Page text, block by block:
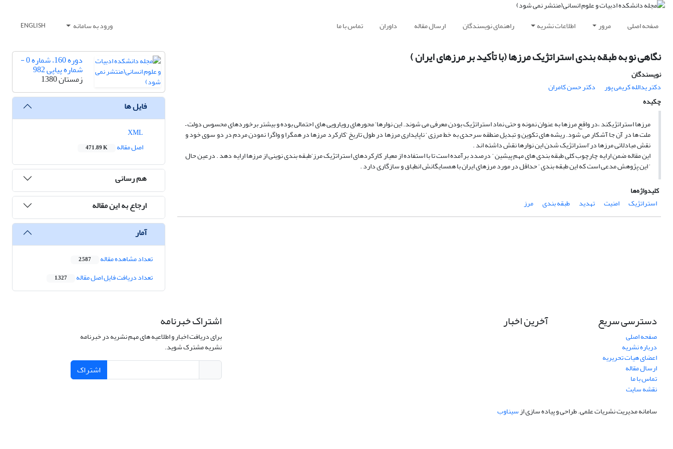
صفحه اصلی مرور اطلاعات نشریه راهنمای نویسندگان ارسال مقاله داوران تماس با ما ورود به سامانه ENGLISH
نگاهی نو به طبقه بندی استراتژیک مرزها (با تأکید بر مرزهای ایران )
نویسندگان
دکتر یدالله کریمی پور
دکتر حسن کامران
چکیده
مرزها استراتژیکند ،در واقع مرزها به عنوان نمونه و حتی نماد استراتژیک بودن معرفی می شوند. این نوارها‘ محورهای رویارویی های احتمالی بوده و بیشتر برخوردهای محسوس دولت –
ملت ها در آن جا آشکار می شود. ریشه های تکوین و تبدیل منطقه سرحدی به خط مرزی ‘ ناپایداری مرزها در طول تاریخ ‘کارکرد مرزها در همگرا و واگرا نمودن مردم در دو سوی خود و
نقش مبادلاتی مرزها در‘استراتژیک شدن این نوارها نقش داشته اند .
این مقاله ضمن ارایه چارچوب کلی طبقه بندی های مهم پیشین ‘ درصدد برآمده است تا با استفاده از معیار کارکردهای استراتژیک مرز‘طبقه بندی نوینی از مرزها ارایه دهد . درعین حال
‘ این پژوهش مدعی است که این طبقه بندی ‘ حداقل در مورد مرزهای ایران با همسایگانش انطباق و سازگاری دارد .
کلیدواژه‌ها
استراتژیک
امنیت تهدید طبقه بندی مرز
دوره 160، شماره 0 -
شماره پیاپی 982
زمستان 1380
فایل ها
اصل مقاله
471.89 K
هم رسانی
ارجاع به این مقاله
آمار
تعداد مشاهده مقاله 2,587
تعداد دریافت فایل اصل مقاله 1,327
دسترسی سریع
صفحه اصلی
درباره نشریه
اعضای هیات تحریریه
ارسال مقاله
تماس با ما
نقشه سایت
آخرین اخبار اشتراک خبرنامه
برای دریافت اخبار و اطلاعیه های مهم نشریه در خبرنامه
نشریه مشترک شوید.
اشتراک
سامانه مدیریت نشریات علمی.طراحی و پیاده سازی ازسیناوب